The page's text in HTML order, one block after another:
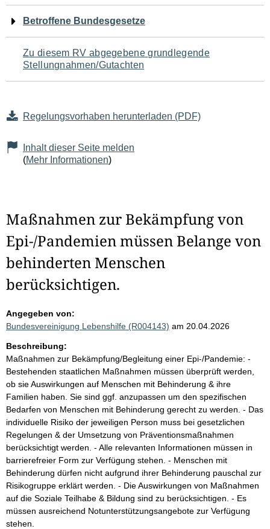
Seiteninhalt
Betroffene Bundesgesetze
Zu diesem RV abgegebene grundlegende
Stellungnahmen/Gutachten
Regelungsvorhaben herunterladen (PDF)
Inhalt dieser Seite melden
(Mehr Informationen)
Maßnahmen zur Bekämpfung von
Epi-/Pandemien müssen Belange von
behinderten Menschen
berücksichtigen.
Angegeben von:
Bundesvereinigung Lebenshilfe (R004143) am 20.04.2026
Beschreibung:
Maßnahmen zur Bekämpfung/Begleitung einer Epi-/Pandemie: -
Bestehenden staatlichen Maßnahmen müssen überprüft werden,
ob sie Auswirkungen auf Menschen mit Behinderung & ihre
Familien haben. Sie sind ggf. anzupassen um den spezifischen
Bedarfen von Menschen mit Behinderung gerecht zu werden. - Das
individuelle Risiko der jeweiligen Person muss bei gesetzlichen
Regelungen & der Umsetzung von Präventionsmaßnahmen
berücksichtigt werden. - Alle relevanten Informationen müssen in
barrierefreier Form zur Verfügung stehen. - Menschen mit
Behinderung dürfen nicht aufgrund ihrer Behinderung pauschal zur
Risikogruppe erklärt werden. - Die Auswirkungen von Maßnahmen
auf die Soziale Teilhabe & Bildung sind zu berücksichtigen. - Es
müssen ausreichend Notunterstützungsangebote zur Verfügung
stehen.